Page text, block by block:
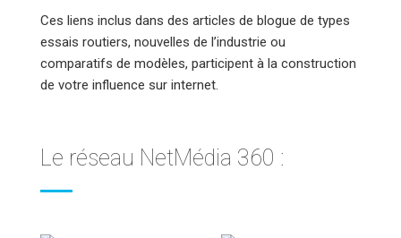
Ces liens inclus dans des articles de blogue de types
essais routiers, nouvelles de l’industrie ou
comparatifs de modèles, participent à la construction
de votre influence sur internet.
Le réseau NetMédia 360 :